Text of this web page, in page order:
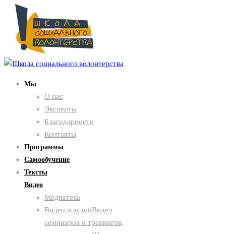
Мы
О нас
Эксперты
Благодарности
Контакты
Программы
Самообучение
Тексты
Видео
Медиатека
Видео и аудиоВидео
семинаров и тренингов,